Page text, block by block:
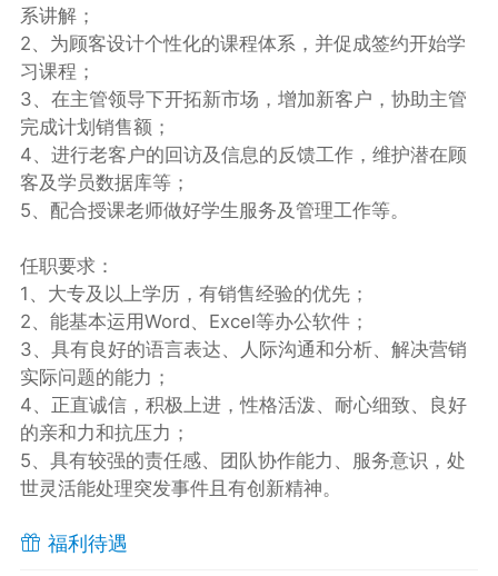
系讲解；
2、为顾客设计个性化的课程体系，并促成签约开始学
习课程；
3、在主管领导下开拓新市场，增加新客户，协助主管
完成计划销售额；
4、进行老客户的回访及信息的反馈工作，维护潜在顾
客及学员数据库等；
5、配合授课老师做好学生服务及管理工作等。
任职要求：
1、大专及以上学历，有销售经验的优先；
2、能基本运用Word、Excel等办公软件；
3、具有良好的语言表达、人际沟通和分析、解决营销
实际问题的能力；
4、正直诚信，积极上进，性格活泼、耐心细致、良好
的亲和力和抗压力；
5、具有较强的责任感、团队协作能力、服务意识，处
世灵活能处理突发事件且有创新精神。
福利待遇